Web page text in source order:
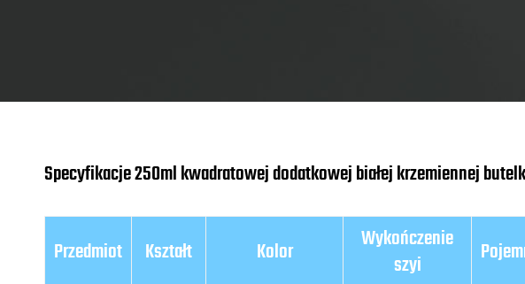
Specyfikacje 250ml kwadratowej dodatkowej białej krzemiennej
Przedmiot Kształt Kolor
Wykończenie
szyi